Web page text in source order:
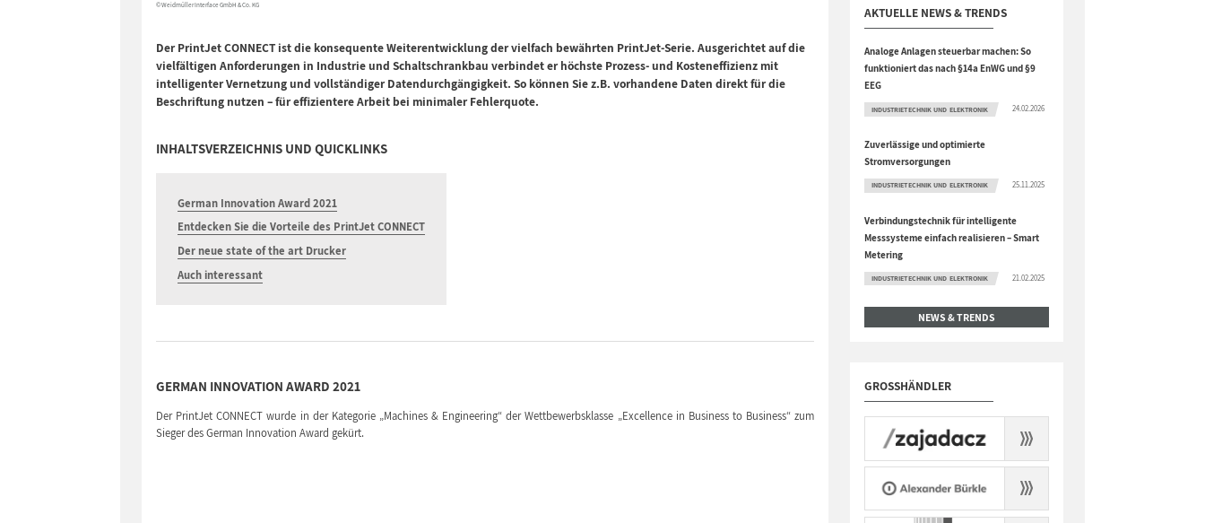
© Weidmüller Interface GmbH & Co. KG
Der PrintJet CONNECT ist die konsequente Weiterentwicklung der vielfach bewährten PrintJet-Serie. Ausgerichtet auf die
vielfältigen Anforderungen in Industrie und Schaltschrankbau verbindet er höchste Prozess- und Kosteneffizienz mit
intelligenter Vernetzung und vollständiger Datendurchgängigkeit. So können Sie z.B. vorhandene Daten direkt für die
Beschriftung nutzen – für effizientere Arbeit bei minimaler Fehlerquote.
INHALTSVERZEICHNIS UND QUICKLINKS
German Innovation Award 2021
Entdecken Sie die Vorteile des PrintJet CONNECT
Der neue state of the art Drucker
Auch interessant
GERMAN INNOVATION AWARD 2021
Der PrintJet CONNECT wurde in der Kategorie „Machines & Engineering“ der Wettbewerbsklasse „Excellence in Business to Business“ zum
Sieger des German Innovation Award gekürt.
AKTUELLE NEWS & TRENDS
Analoge Anlagen steuerbar machen: So
funktioniert das nach §14a EnWG und §9
EEG
INDUSTRIETECHNIK UND ELEKTRONIK 24.02.2026
Zuverlässige und optimierte
Stromversorgungen
INDUSTRIETECHNIK UND ELEKTRONIK 25.11.2025
Verbindungstechnik für intelligente
Messsysteme einfach realisieren – Smart
Metering
INDUSTRIETECHNIK UND ELEKTRONIK 21.02.2025
NEWS & TRENDS
GROSSHÄNDLER